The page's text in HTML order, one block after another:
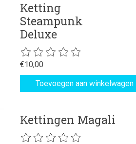
Ketting
Steampunk
Deluxe
De beoordeling van dit product is
€10,00
Toevoegen aan winkelwagen
Kettingen Magali
De beoordeling van dit product is